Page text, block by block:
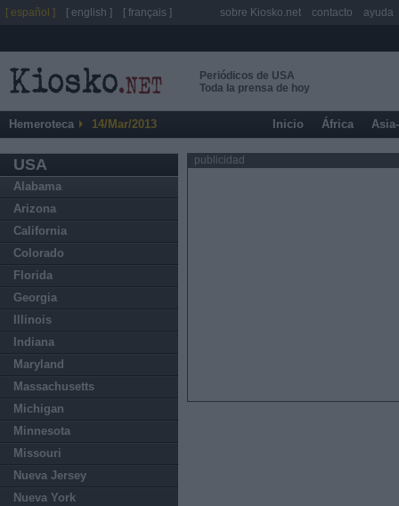
Periódicos de USA
Toda la prensa de hoy
Hemeroteca 14/Mar/2013 Inicio África
USA
Alabama
Arizona
California
Colorado
Florida
Georgia
Illinois
Indiana
Maryland
Massachusetts
Michigan
Minnesota
Missouri
Nueva Jersey
Nueva York
publicidad
[ español ] [ english ] [ français ] sobre Kiosko.net contacto ayuda